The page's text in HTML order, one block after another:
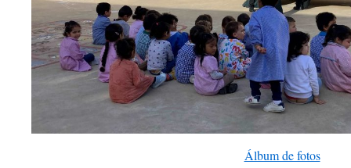
Álbum de fotos